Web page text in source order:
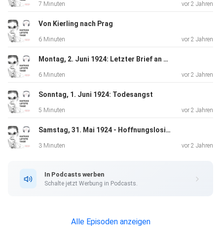
7 Minuten vor 2 Jahren
Von Kierling nach Prag
6 Minuten vor 2 Jahren
Montag, 2. Juni 1924: Letzter Brief an die Eltern
6 Minuten vor 2 Jahren
Sonntag, 1. Juni 1924: Todesangst
5 Minuten vor 2 Jahren
Samstag, 31. Mai 1924 - Hoffnungslosigkeit
3 Minuten vor 2 Jahren
In Podcasts werben
Schalte jetzt Werbung in Podcasts.
Alle Episoden anzeigen